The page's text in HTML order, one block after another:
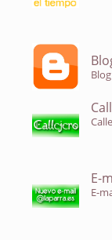
Blog
E-
E-